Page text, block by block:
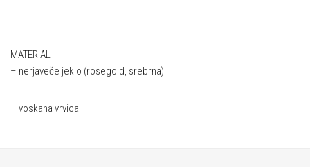
MATERIAL
– nerjaveče jeklo (rosegold, srebrna)
– voskana vrvica